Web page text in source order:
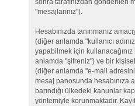
sonra tarafınızdan gönderilen
"mesajlarınız").
Hesabınızda tanınmanız
(diğer anlamda "kullanıcı
yapabilmek için
anlamda "şifreniz") ve bir
(diğer anlamda "e-mail
mesaj panosunda hesabınıza
barındığı ülkedeki kanunlar
yöntemiyle korunmaktadır.